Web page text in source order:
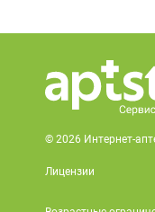
© 2026 Интернет-
Лицензии